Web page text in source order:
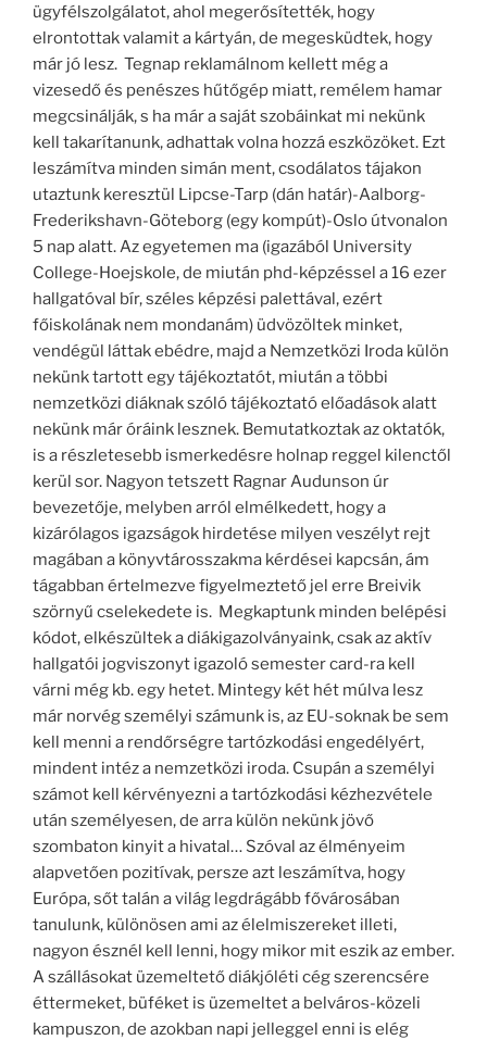
ügyfélszolgálatot, ahol megerősítették, hogy
elrontottak valamit a kártyán, de megesküdtek, hogy
már jó lesz. Tegnap reklamálnom kellett még a
vizesedő és penészes hűtőgép miatt, remélem hamar
megcsinálják, s ha már a saját szobáinkat mi nekünk
kell takarítanunk, adhattak volna hozzá eszközöket. Ezt
leszámítva minden simán ment, csodálatos tájakon
utaztunk keresztül Lipcse-Tarp (dán határ)-Aalborg-
Frederikshavn-Göteborg (egy kompút)-Oslo útvonalon
5 nap alatt. Az egyetemen ma (igazából University
College-Hoejskole, de miután phd-képzéssel a 16 ezer
hallgatóval bír, széles képzési palettával, ezért
főiskolának nem mondanám) üdvözöltek minket,
vendégül láttak ebédre, majd a Nemzetközi Iroda külön
nekünk tartott egy tájékoztatót, miután a többi
nemzetközi diáknak szóló tájékoztató előadások alatt
nekünk már óráink lesznek. Bemutatkoztak az oktatók,
is a részletesebb ismerkedésre holnap reggel kilenctől
kerül sor. Nagyon tetszett Ragnar Audunson úr
bevezetője, melyben arról elmélkedett, hogy a
kizárólagos igazságok hirdetése milyen veszélyt rejt
magában a könyvtárosszakma kérdései kapcsán, ám
tágabban értelmezve figyelmeztető jel erre Breivik
szörnyű cselekedete is. Megkaptunk minden belépési
kódot, elkészültek a diákigazolványaink, csak az aktív
hallgatói jogviszonyt igazoló semester card-ra kell
várni még kb. egy hetet. Mintegy két hét múlva lesz
már norvég személyi számunk is, az EU-soknak be sem
kell menni a rendőrségre tartózkodási engedélyért,
mindent intéz a nemzetközi iroda. Csupán a személyi
számot kell kérvényezni a tartózkodási kézhezvétele
után személyesen, de arra külön nekünk jövő
szombaton kinyit a hivatal… Szóval az élményeim
alapvetően pozitívak, persze azt leszámítva, hogy
Európa, sőt talán a világ legdrágább fővárosában
tanulunk, különösen ami az élelmiszereket illeti,
nagyon észnél kell lenni, hogy mikor mit eszik az ember.
A szállásokat üzemeltető diákjóléti cég szerencsére
éttermeket, büféket is üzemeltet a belváros-közeli
kampuszon, de azokban napi jelleggel enni is elég